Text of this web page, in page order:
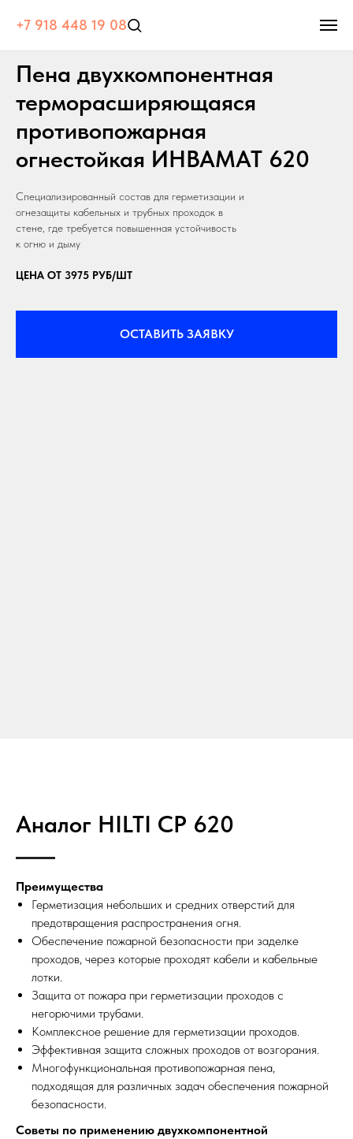
+7 918 448 19 08
Пена двухкомпонентная
терморасширяющаяся
противопожарная
огнестойкая ИНВАМАТ 620
Специализированный состав для герметизации и
огнезащиты кабельных и трубных проходок в
стене, где требуется повышенная устойчивость
к огню и дыму
ЦЕНА ОТ 3975 РУБ/ШТ
ОСТАВИТЬ ЗАЯВКУ
Аналог HILTI CP 620
Преимущества
Герметизация небольших и средних отверстий для
предотвращения распространения огня.
Обеспечение пожарной безопасности при заделке
проходов, через которые проходят кабели и кабельные
лотки.
Защита от пожара при герметизации проходов с
негорючими трубами.
Комплексное решение для герметизации проходов.
Эффективная защита сложных проходов от возгорания.
Многофункциональная противопожарная пена,
подходящая для различных задач обеспечения пожарной
безопасности.
Советы по применению двухкомпонентной